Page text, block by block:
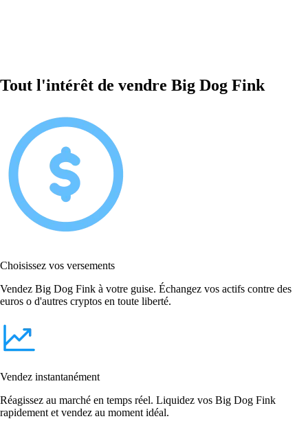
Tout l'intérêt de vendre Big Dog Fink
Choisissez vos versements
Vendez Big Dog Fink à votre guise. Échangez vos actifs contre des
euros o d'autres cryptos en toute liberté.
Vendez instantanément
Réagissez au marché en temps réel. Liquidez vos Big Dog Fink
rapidement et vendez au moment idéal.